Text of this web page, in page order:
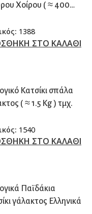
Χοίρου ( ≈ 400
1388
ΣΤΟ ΚΑΛΑΘΙ
Κατσίκι σπάλα
( ≈ 1.5 Kg ) τμχ.
1540
ΣΤΟ ΚΑΛΑΘΙ
Παϊδάκια
γάλακτος Ελληνικά